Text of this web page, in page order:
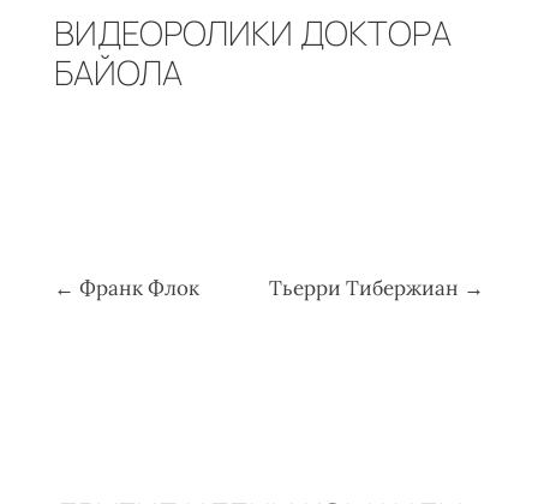
ВИДЕОРОЛИКИ ДОКТОРА
БАЙОЛА
← Франк Флок Тьерри Тибержиан →